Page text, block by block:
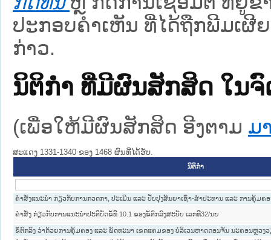
ປະກອບຄຳເຫັນ ທີ່ໄດ້ຖືກພີມເຜີ
ກ່າວ.
ນິຕິກໍາ ທີ່ມີຜົນສັກສິດ ໃນ
(ເພື່ອໃຫ້ມີຜົນສັກສິດ ອີງຕາມ ມ
ສະແດງ 1331-1340 ຂອງ 1468 ຜົນທີ່ໄດ້ຮັບ.
ນິຕິກໍາ
ຄໍາສັ່ງແນະນໍາ ກ່ຽວກັບການກວດກາ, ປະເມີນ ແລະ ປັບປຸງສັນຍາເຊົ່າ-ສໍາປະທານ ແລະ ການຄຸ້ມຄ
ຄຳສັ່ງ ກ່ຽວກັບການແນະນຳປະຕິບັດຂໍ້ທີ 10.1 ຂອງຂໍ້ຕົກລົງສະບັບ ເລກທີ32/ນຍ
ຂໍ້ຕົກລົງ ວ່າດ້ວຍການຄຸ້ມຄອງ ແລະ ພັດທະນາ ເຂດແຄມຂອງ ບໍລິເວນຫາດດອນຈັນ ນະຄອນຫຼວງວ